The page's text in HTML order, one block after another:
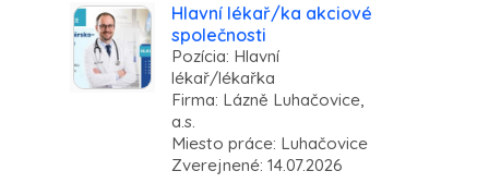
Hlavní lékař/ka akciové
společnosti
Pozícia: Hlavní
lékař/lékařka
Firma: Lázně Luhačovice,
a.s.
Miesto práce: Luhačovice
Zverejnené: 14.07.2026